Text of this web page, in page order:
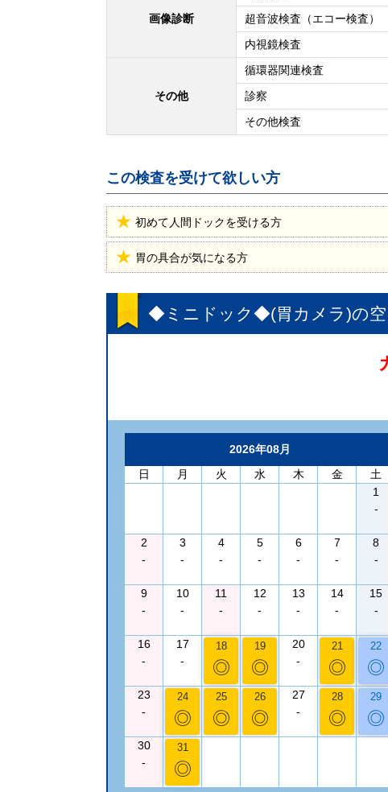
画像診断
超音波検査（エコー検査）
内視鏡検査
その他
循環器関連検査
診察
その他検査
この検査を受けて欲しい方
初めて人間ドックを受ける方
胃の具合が気になる方
◆ミニドック◆(胃カメラ)の
2026年08月
日
月 火 水 木 金
土
1
-
2
-
3
-
4
-
5
-
6
-
7
-
8
-
9
-
10
-
11
-
12
-
13
-
14
-
15
-
16
-
17
-
18
◎
19
◎
20
-
21
◎
22
◎
23
-
24
◎
25
◎
26
◎
27
-
28
◎
29
◎
30
-
31
◎